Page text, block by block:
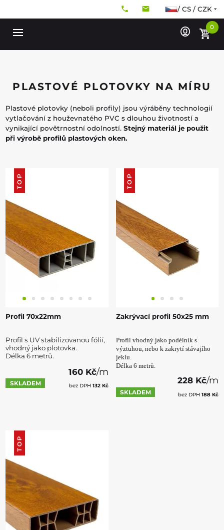
/ CS / CZK
0
PLASTOVÉ PLOTOVKY NA MÍRU
Plastové plotovky (neboli profily) jsou výráběny technologií
vytlačování z houževnatého PVC s dlouhou životností a
vynikající povětrnostní odolností.Stejný materiál je použit
při výrobě profilů plastových oken.
TOP
Profil 70x22mm
Profil s UV stabilizovanou fólií,
vhodný jako plotovka.
Délka 6 metrů.
SKLADEM
160 Kč/m
bez DPH 132 Kč
TOP
Zakrývací profil 50x25 mm
Profil vhodný jako podélník s
výztuhou, nebo k zakrytí stávajího
jeklu.
Délka 6 metrů.
SKLADEM
228 Kč/m
bez DPH 188 Kč
TOP